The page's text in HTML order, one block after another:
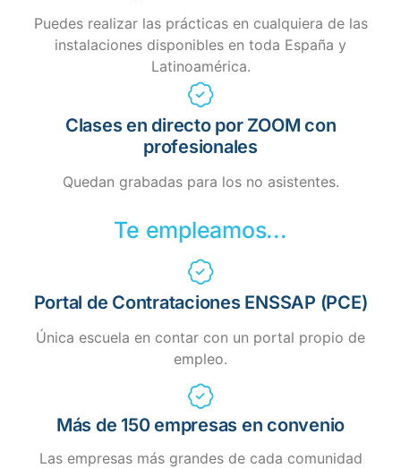
Puedes realizar las prácticas en cualquiera de las
instalaciones disponibles en toda España y
Latinoamérica.
Clases en directo por ZOOM con
profesionales
Quedan grabadas para los no asistentes.
Te empleamos...
Portal de Contrataciones ENSSAP (PCE)
Única escuela en contar con un portal propio de
empleo.
Más de 150 empresas en convenio
Las empresas más grandes de cada comunidad